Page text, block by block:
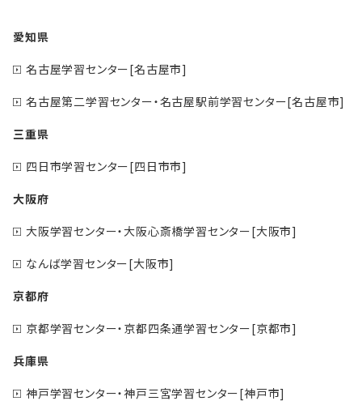
愛知県
名古屋学習センター[名古屋市]
名古屋第二学習センター・名古屋駅前学習センター[名古屋市]
三重県
四日市学習センター[四日市市]
大阪府
大阪学習センター・大阪心斎橋学習センター[大阪市]
なんば学習センター[大阪市]
京都府
京都学習センター・京都四条通学習センター[京都市]
兵庫県
神戸学習センター・神戸三宮学習センター[神戸市]